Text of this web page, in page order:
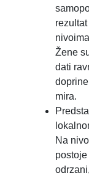
Žene
dati
mira.
Na